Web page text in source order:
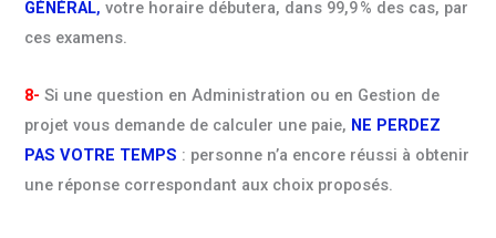
GÉNÉRAL, votre horaire débutera, dans 99,9 % des cas, par
ces examens.
8- Si une question en Administration ou en Gestion de
projet vous demande de calculer une paie, NE PERDEZ
PAS VOTRE TEMPS : personne n’a encore réussi à obtenir
une réponse correspondant aux choix proposés.